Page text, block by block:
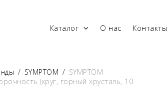
Каталог О нас Контакты
/ SYMPTOM / SYMPTOM
(круг, горный хрусталь, 10